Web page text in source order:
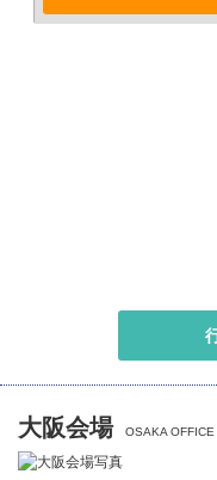
大阪会場 OSAKA OFFICE